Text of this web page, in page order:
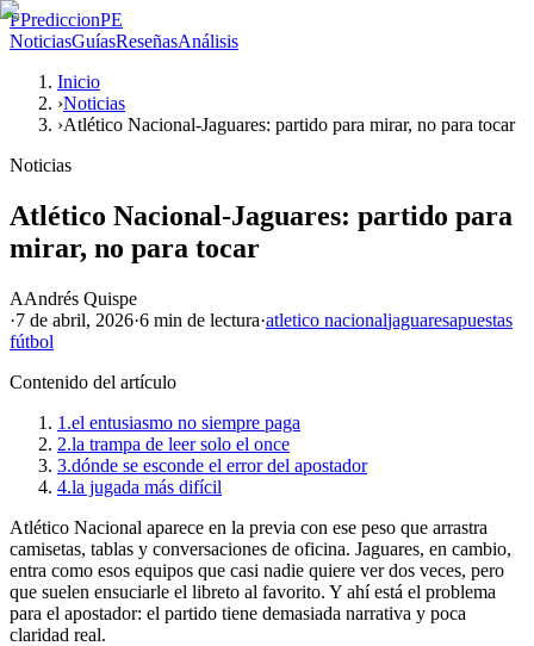
PPrediccionPE
NoticiasGuíasReseñasAnálisis
Inicio
›Noticias
›Atlético Nacional-Jaguares: partido para mirar, no para tocar
Noticias
Atlético Nacional-Jaguares: partido para
mirar, no para tocar
AAndrés Quispe
·7 de abril, 2026·6 min de lectura·atletico nacionaljaguaresapuestas
fútbol
Contenido del artículo
1.el entusiasmo no siempre paga
2.la trampa de leer solo el once
3.dónde se esconde el error del apostador
4.la jugada más difícil
Atlético Nacional aparece en la previa con ese peso que arrastra
camisetas, tablas y conversaciones de oficina. Jaguares, en cambio,
entra como esos equipos que casi nadie quiere ver dos veces, pero
que suelen ensuciarle el libreto al favorito. Y ahí está el problema
para el apostador: el partido tiene demasiada narrativa y poca
claridad real.